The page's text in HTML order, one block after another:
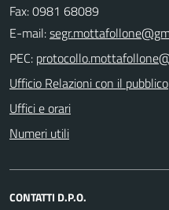
Fax: 0981 68089
E-mail:
PEC:
Ufficio Relazioni con il pubblico
Uffici e orari
Numeri utili
CONTATTI D.P.O.